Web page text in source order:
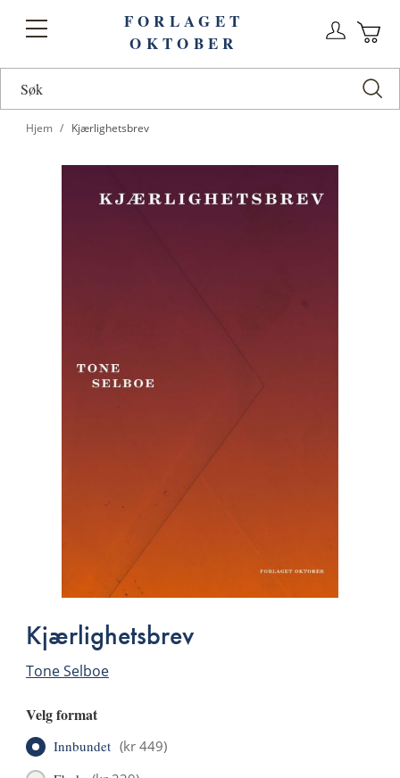
Toggle
FORLAGET
OKTOBER
Hjem Kjærlighetsbrev
Kjærlighetsbrev
Tone Selboe
Velg format
Innbundet (kr 449)